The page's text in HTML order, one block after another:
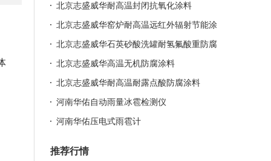
76
北京志盛威华耐高温封闭抗氧化涂料
北京志盛威华窑炉耐高温远红外辐射节能涂
料
北京志盛威华石英砂酸洗罐耐氢氟酸重防腐
涂料
北京志盛威华高温无机防腐涂料
北京志盛威华耐高温耐露点酸防腐涂料
河南华佑自动雨量冰雹检测仪
河南华佑压电式雨雹计
推荐行情